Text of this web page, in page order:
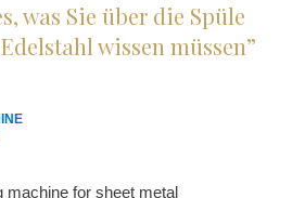
was Sie über die Spüle
wissen müssen”
machine for sheet metal